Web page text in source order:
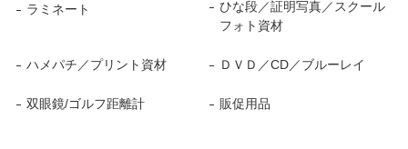
ラミネート
ひな段／証明写真／スクール
フォト資材
ハメパチ／プリント資材 ＤＶＤ／CD／ブルーレイ
双眼鏡/ゴルフ距離計 販促用品